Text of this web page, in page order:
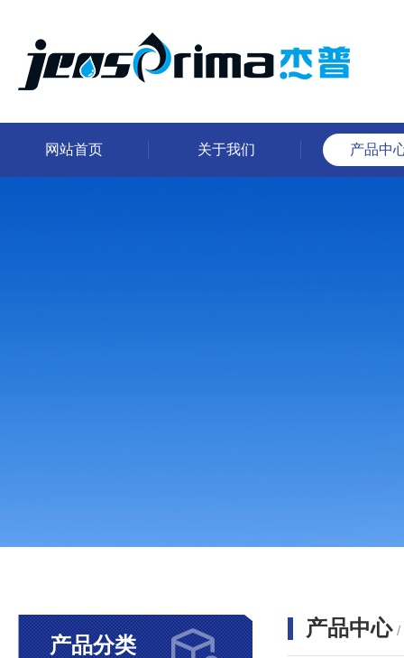
网站首页 关于我们 产品中
产品分类
产品中心 /